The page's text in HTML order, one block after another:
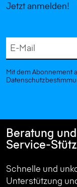
Jetzt anmelden!
E-Mail
Mit dem Abonnement
Beratung und
Service-
Schnelle und
Unterstützung